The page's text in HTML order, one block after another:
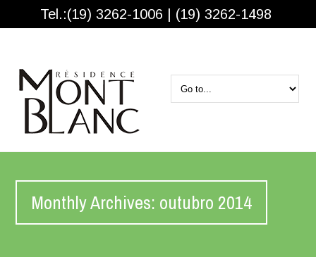
Tel.:(19) 3262-1006 | (19) 3262-1498
Monthly Archives: outubro 2014